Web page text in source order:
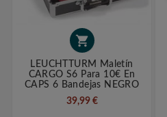

LEUCHTTURM Maletín
CARGO S6 Para 10€ En
CAPS 6 Bandejas NEGRO
39,99 €